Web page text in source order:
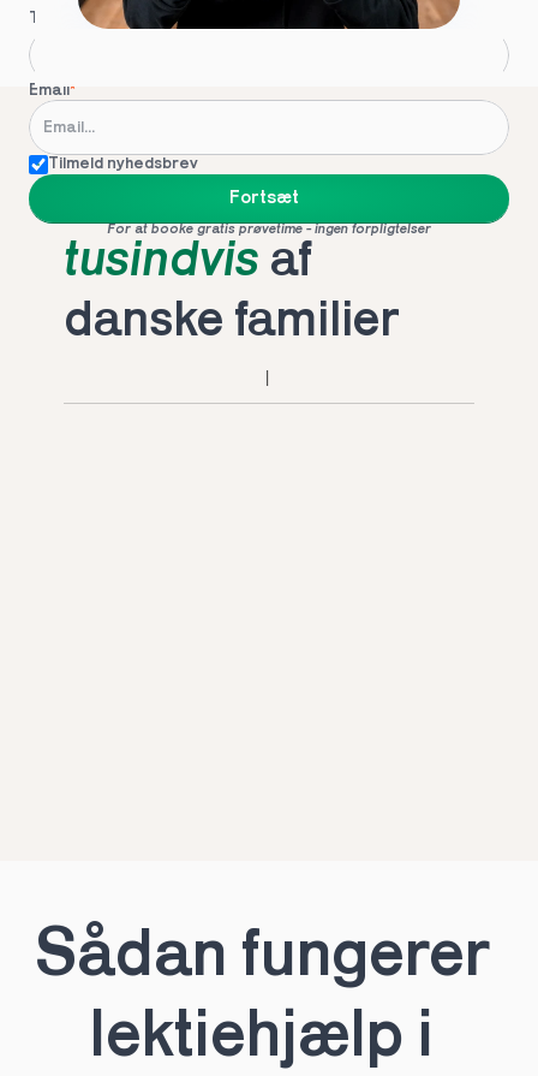
Telefon*
Email*
Tilmeld nyhedsbrev
Fortsæt
For at booke gratis prøvetime - ingen forpligtelser
tusindvis af
danske familier
Sådan fungerer
lektiehjælp i